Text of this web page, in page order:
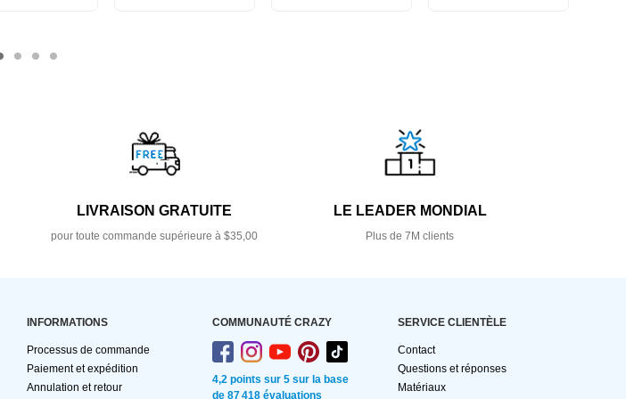
LIVRAISON GRATUITE
pour toute commande supérieure à $35,00
LE LEADER MONDIAL
Plus de 7M clients
INFORMATIONS
Processus de commande
Paiement et expédition
Annulation et retour
COMMUNAUTÉ CRAZY
4,2 points sur 5 sur la base
de 87 418 évaluations
SERVICE CLIENTÈLE
Contact
Questions et réponses
Matériaux